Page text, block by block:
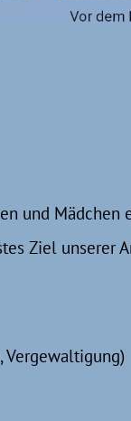
und Mädchen
Ziel unserer
Vergewaltigung)